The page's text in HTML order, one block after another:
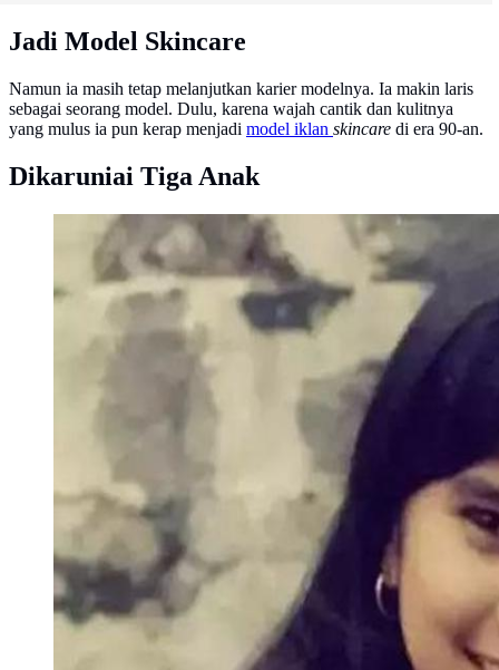
Jadi Model Skincare
Namun ia masih tetap melanjutkan karier modelnya. Ia makin laris
sebagai seorang model. Dulu, karena wajah cantik dan kulitnya
yang mulus ia pun kerap menjadi model iklan skincare di era 90-an.
Dikaruniai Tiga Anak